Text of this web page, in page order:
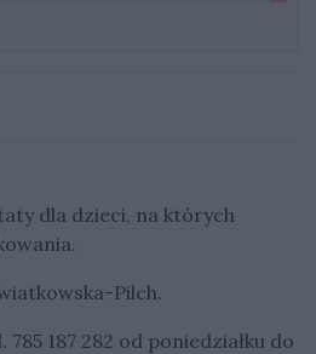
dla dzieci, na których
Pilch.
187 282 od poniedziałku do